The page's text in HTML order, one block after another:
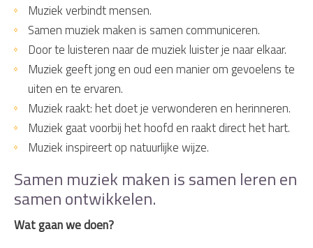
Muziek verbindt mensen.
Samen muziek maken is samen communiceren.
Door te luisteren naar de muziek luister je naar elkaar.
Muziek geeft jong en oud een manier om gevoelens te
uiten en te ervaren.
Muziek raakt: het doet je verwonderen en herinneren.
Muziek gaat voorbij het hoofd en raakt direct het hart.
Muziek inspireert op natuurlijke wijze.
Samen muziek maken is samen leren en
samen ontwikkelen.
Wat gaan we doen?